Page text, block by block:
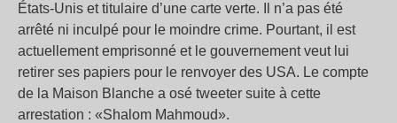
États-Unis et titulaire d’une carte verte. Il n’a pas été
arrêté ni inculpé pour le moindre crime. Pourtant, il est
actuellement emprisonné et le gouvernement veut lui
retirer ses papiers pour le renvoyer des USA. Le compte
de la Maison Blanche a osé tweeter suite à cette
arrestation : «Shalom Mahmoud».